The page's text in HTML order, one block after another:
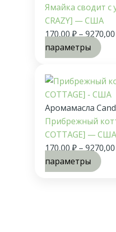
Ямайка сводит с
CRAZY] — США
170,00₽–9270,00
параметры
Аромамасла
Прибрежный
COTTAGE] — США
170,00₽–9270,00
параметры